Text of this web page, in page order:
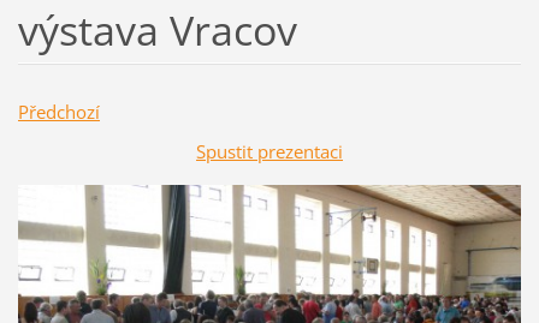
výstava Vracov
Předchozí
Spustit prezentaci